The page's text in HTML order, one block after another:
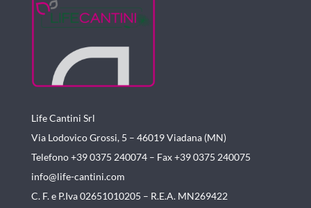
Life Cantini Srl
Via Lodovico Grossi, 5 – 46019Viadana (MN)
Telefono +39 0375 240074 – Fax +39 0375 240075
info@life-cantini.com
C. F. e P.Iva 02651010205 – R.E.A. MN269422